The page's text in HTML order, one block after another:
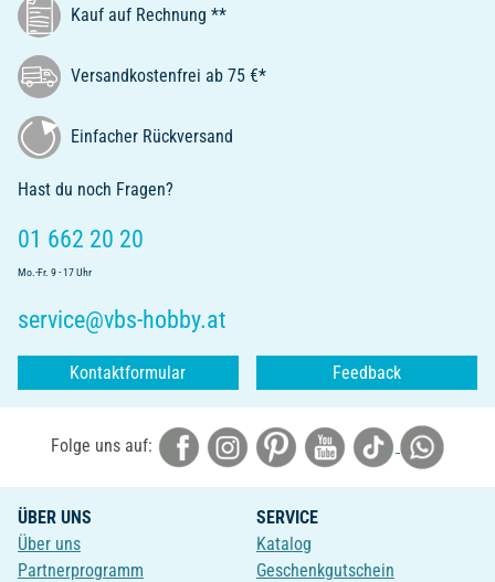
Kauf auf Rechnung **
Versandkostenfrei ab 75 €*
Einfacher Rückversand
Hast du noch Fragen?
01 662 20 20
Mo.-Fr. 9 - 17 Uhr
service@vbs-hobby.at
Kontaktformular Feedback
Folge uns auf:
ÜBER UNS
Über uns
Partnerprogramm
SERVICE
Katalog
Geschenkgutschein